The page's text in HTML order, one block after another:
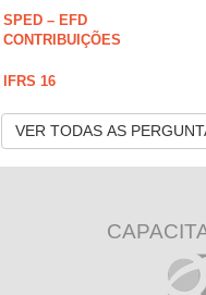
SPED – EFD
CONTRIBUIÇÕES
IFRS 16
VER TODAS AS